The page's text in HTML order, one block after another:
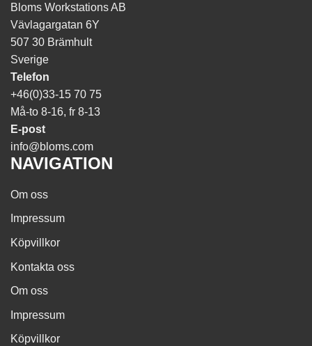
Bloms Workstations AB
Vävlagargatan 6Y
507 30 Brämhult
Sverige
Telefon
+46(0)33-15 70 75
Må-to 8-16, fr 8-13
E-post
info@bloms.com
NAVIGATION
Om oss
Impressum
Köpvillkor
Kontakta oss
Om oss
Impressum
Köpvillkor